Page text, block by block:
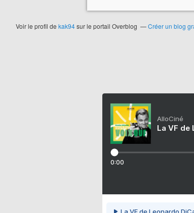
Voir le profil de kak94sur le portail Overblog Créer un blog
AlloCiné
La VF de
0:00